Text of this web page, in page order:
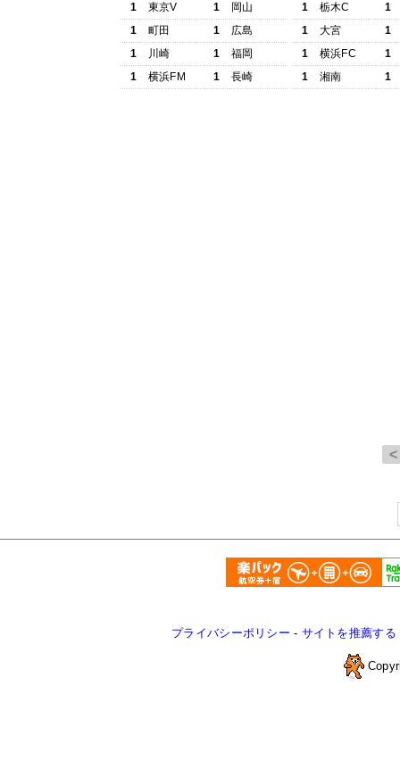
1
東京V 1
岡山
1
町田 1
広島
1
川崎 1
福岡
1
横浜FM 1 長崎
1
栃木C
1
1
大宮
1
1
横浜FC
1
1
湘南 1
プライバシーポリシー - サイトを推薦する